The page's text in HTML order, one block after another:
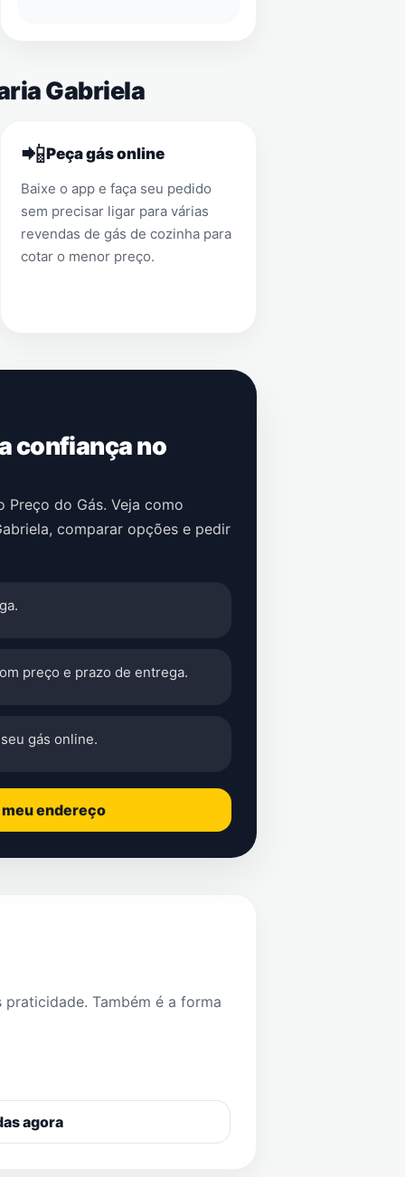
Gabriela
📲Peça gás online
Baixe o app e faça seu pedido
sem precisar ligar para várias
revendas de gás de cozinha para
cotar o menor preço.
confiança no
do Gás. Veja como
, comparar opções e pedir
preço e prazo de entrega.
gás online.
endereço
Também é a forma
agora